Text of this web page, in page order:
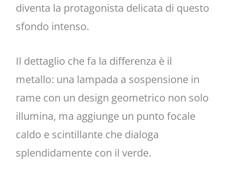
diventa la protagonista delicata di questo
sfondo intenso.
Il dettaglio che fa la differenza è il
metallo: una lampada a sospensione in
rame con un design geometrico non solo
illumina, ma aggiunge un punto focale
caldo e scintillante che dialoga
splendidamente con il verde.